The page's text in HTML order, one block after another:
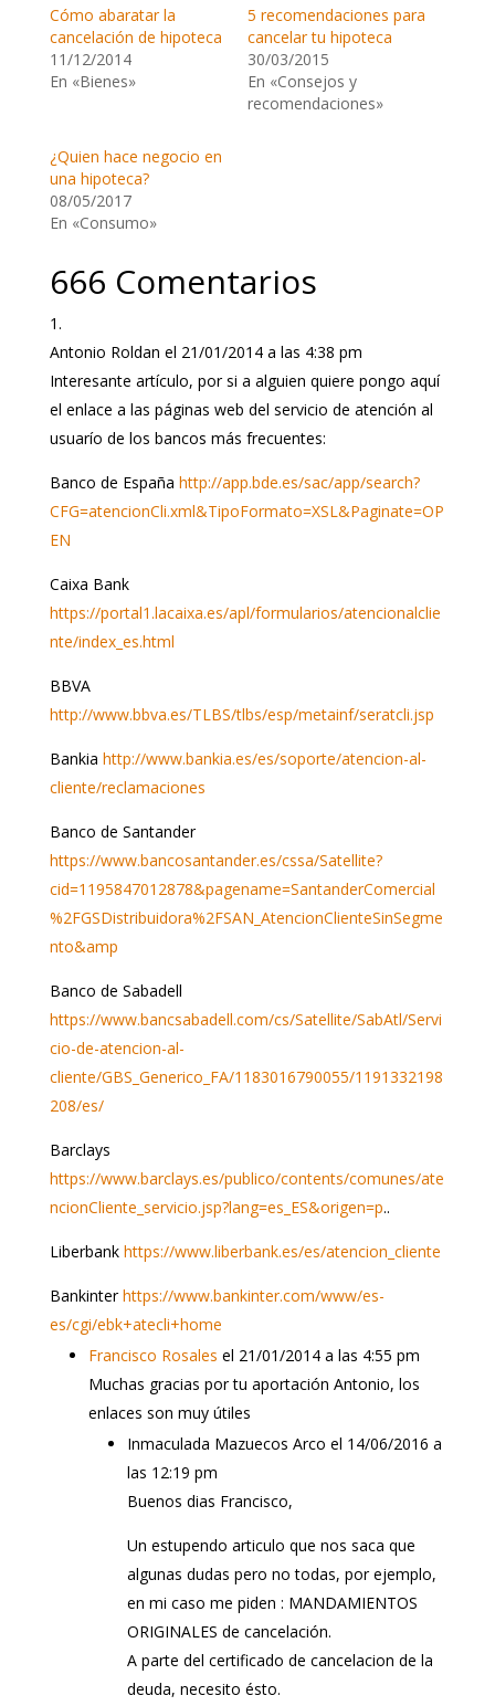
Cómo abaratar la
cancelación de hipoteca
11/12/2014
En «Bienes»
5 recomendaciones para
cancelar tu hipoteca
30/03/2015
En «Consejos y
recomendaciones»
¿Quien hace negocio en
una hipoteca?
08/05/2017
En «Consumo»
666 Comentarios
Antonio Roldan el 21/01/2014 a las 4:38 pm
Interesante artículo, por si a alguien quiere pongo aquí
el enlace a las páginas web del servicio de atención al
usuarío de los bancos más frecuentes:
Banco de España http://app.bde.es/sac/app/search?
CFG=atencionCli.xml&TipoFormato=XSL&Paginate=OP
EN
Caixa Bank
https://portal1.lacaixa.es/apl/formularios/atencionalclie
nte/index_es.html
BBVA
http://www.bbva.es/TLBS/tlbs/esp/metainf/seratcli.jsp
Bankia http://www.bankia.es/es/soporte/atencion-al-
cliente/reclamaciones
Banco de Santander
https://www.bancosantander.es/cssa/Satellite?
cid=1195847012878&pagename=SantanderComercial
%2FGSDistribuidora%2FSAN_AtencionClienteSinSegme
nto&amp
Banco de Sabadell
https://www.bancsabadell.com/cs/Satellite/SabAtl/Servi
cio-de-atencion-al-
cliente/GBS_Generico_FA/1183016790055/1191332198
208/es/
Barclays
https://www.barclays.es/publico/contents/comunes/ate
ncionCliente_servicio.jsp?lang=es_ES&origen=p..
Liberbank https://www.liberbank.es/es/atencion_cliente
Bankinterhttps://www.bankinter.com/www/es-
es/cgi/ebk+atecli+home
Francisco Rosales el 21/01/2014 a las 4:55 pm
Muchas gracias por tu aportación Antonio, los
enlaces son muy útiles
Inmaculada Mazuecos Arco el 14/06/2016 a
las 12:19 pm
Buenos dias Francisco,
Un estupendo articulo que nos saca que
algunas dudas pero no todas, por ejemplo,
en mi caso me piden : MANDAMIENTOS
ORIGINALES de cancelación.
A parte del certificado de cancelacion de la
deuda, necesito ésto.